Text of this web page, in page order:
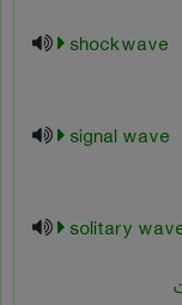
shockwave
signal wave
solitary